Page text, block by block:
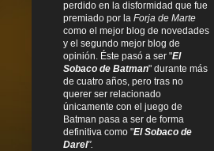
perdido en la disformidad que fue
premiado por la Forja de Marte
como el mejor blog de novedades
y el segundo mejor blog de
opinión. Éste pasó a ser "El
Sobaco de Batman" durante más
de cuatro años, pero tras no
querer ser relacionado
únicamente con el juego de
Batman pasa a ser de forma
definitiva como "El Sobaco de
Darel".